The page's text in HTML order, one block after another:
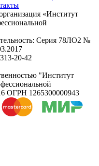
«Институт
Серия 78ЛО2 №
20-42
"Институт
ОГРН 1265300000943